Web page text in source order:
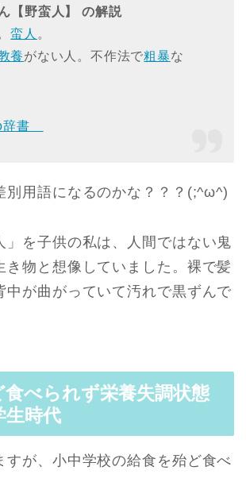
【野蛮人】 の解説
蛮人 。
養がない人。不作法で粗暴な
辞書
別用語になるのかな？？？(;^ω^)
」を子供の私は、人間ではない鬼
き物と想像していました。裸で髪
中が曲がっていて汚れで黒ずんで
べられず栄養失調状態
生時代
すが、小中学校の給食を殆ど食べ